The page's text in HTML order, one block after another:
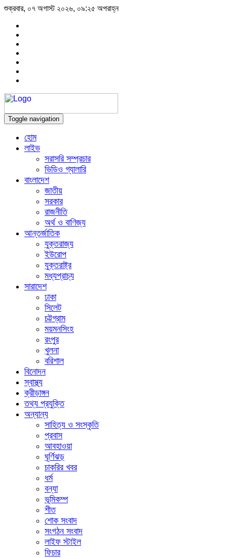
শুক্রবার, ০৭ অগাস্ট ২০২৬, ০৯:২৫ অপরাহ্ন
Toggle navigation
হোম
লাইভ
সরাসরি সম্প্রচার
ভিডিও গ্যালারি
বাংলাদেশ
জাতীয়
সরকার
রাজনীতি
অর্থ ও বাণিজ্য
আন্তর্জাতিক
যুক্তরাজ্য
ইউরোপ
যুক্তরাষ্ট্র
মধ্যপ্রাচ্য
সারাদেশ
ঢাকা
সিলেট
চট্টগ্রাম
ময়মনসিংহ
রংপুর
খুলনা
বরিশাল
বিনোদন
স্বাস্থ্য
ক্রীড়াঙ্গন
তথ্য প্রযুক্তি
অন্যান্য
সাহিত্য ও সংস্কৃতি
প্রবাস
আবহাওয়া
ঘূর্ণিঝড়
চাকরির খবর
ধর্ম
বন্যা
ভূমিকম্প
শীত
শোক সংবাদ
সংগঠন সংবাদ
লাইফ স্টাইল
ফিচার